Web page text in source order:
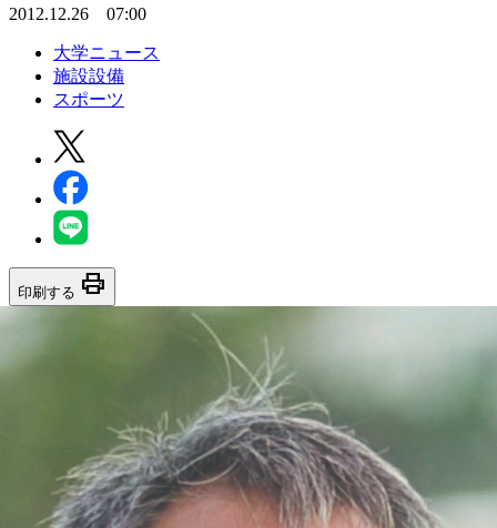
2012.12.26 07:00
大学ニュース
施設設備
スポーツ
印刷する print